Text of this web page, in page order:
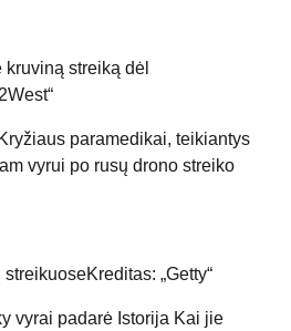
streiką dėl
streikuoseKreditas: „Getty“
vyrai padarė Istorija Kai jie